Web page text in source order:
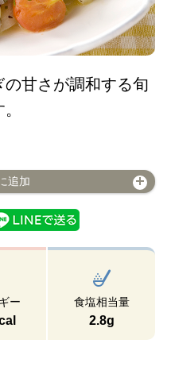
甘さが調和する旬
追加
ー 食塩相当量
2.8g